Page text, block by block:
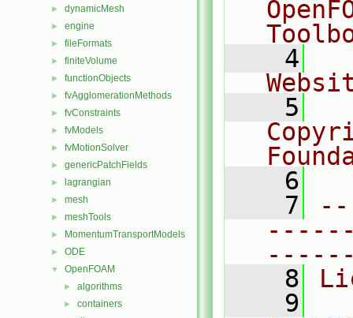
► dynamicMesh
► engine
► fileFormats
► finiteVolume
► functionObjects
► fvAgglomerationMethods
► fvConstraints
► fvModels
► fvMotionSolver
► genericPatchFields
► lagrangian
► mesh
► meshTools
► MomentumTransportModels
► ODE
▼ OpenFOAM
► algorithms
► containers
    4
    5
    6
    7
    8
    9